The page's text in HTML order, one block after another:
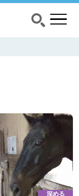
深める